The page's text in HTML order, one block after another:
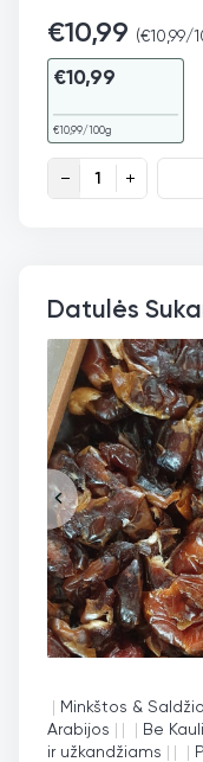
€10,99 (€10,99/
€10,99
€10,99/100g
Juodgrūdės
Datulės
| Minkštos &
Arabijos | | | Be
ir užkandžiams | | |